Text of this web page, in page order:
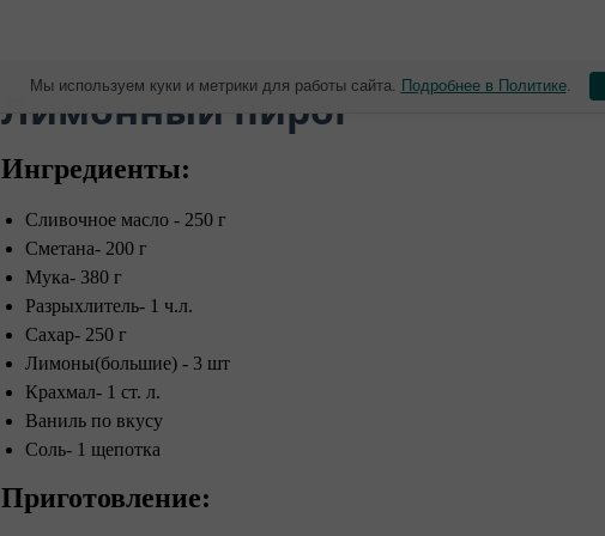
Лимонный пирог
Ингредиенты:
Сливочное масло - 250 г
Сметана- 200 г
Мука- 380 г
Разрыхлитель- 1 ч.л.
Сахар- 250 г
Лимоны(большие) - 3 шт
Крахмал- 1 ст. л.
Ваниль по вкусу
Соль- 1 щепотка
Приготовление:
Мы используем куки и метрики для работы сайта. Подробнее в Политике.